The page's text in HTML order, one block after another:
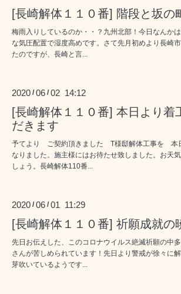
[長崎解体１１０番] 階段と坂の
梅雨入りしているのか・・？九州北部！今日なんか
な気圧配置で湿度高めです。さて先月初めより長崎
たのですが、長崎と言...
2020 /06 /02 14:12
[長崎解体１１０番] 本日より着
だきます
予てより ご契約頂きました T様邸解体工事を 本
なりました。施主様にはお待たせ致しました。お天
しょう。長崎解体110番...
2020 /06 /01 11:29
[長崎解体１１０番] 祈願成就の
先日お伝えした、このコロナウイルス絶滅祈願の中
さんが苦しめられています！先日より警戒が徐々に
芽吹いているようです...